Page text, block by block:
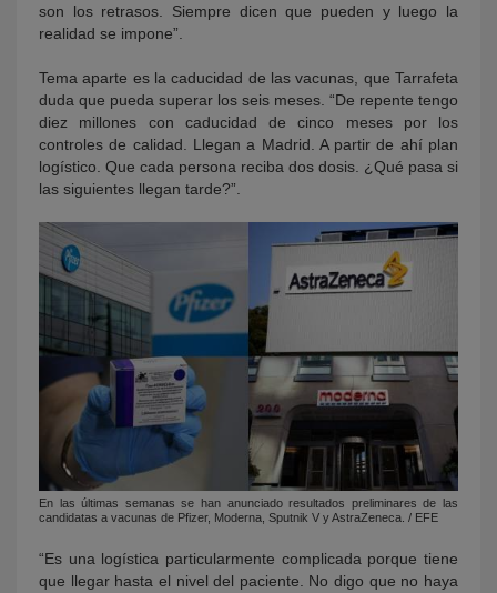
son los retrasos. Siempre dicen que pueden y luego la
realidad se impone”.
Tema aparte es la caducidad de las vacunas, que Tarrafeta
duda que pueda superar los seis meses. “De repente tengo
diez millones con caducidad de cinco meses por los
controles de calidad. Llegan a Madrid. A partir de ahí plan
logístico. Que cada persona reciba dos dosis. ¿Qué pasa si
las siguientes llegan tarde?”.
En las últimas semanas se han anunciado resultados preliminares de las
candidatas a vacunas de Pfizer, Moderna, Sputnik V y AstraZeneca. / EFE
“Es una logística particularmente complicada porque tiene
que llegar hasta el nivel del paciente. No digo que no haya